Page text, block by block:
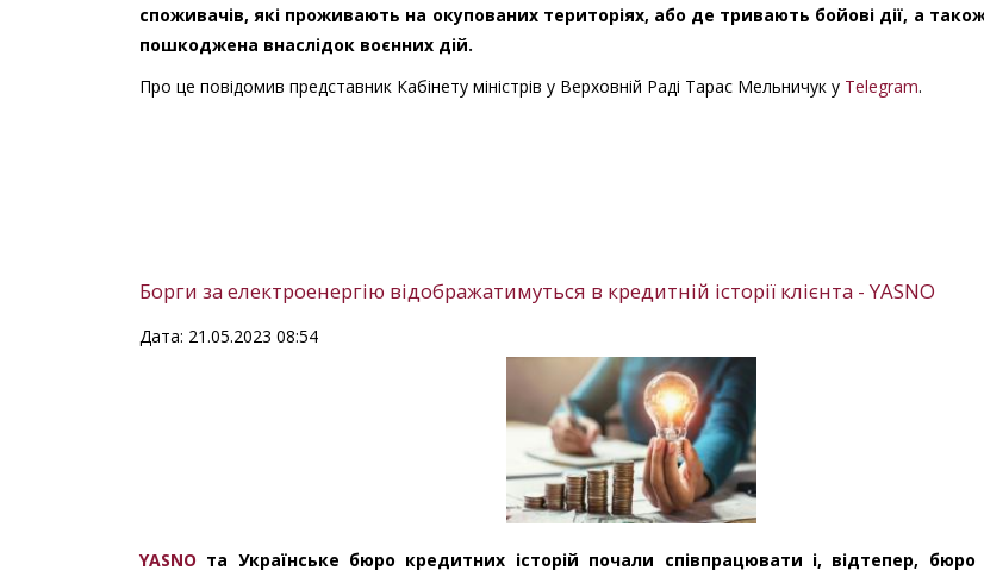
споживачів, які проживають на окупованих територіях, або де тривають бойові дії, а
пошкоджена внаслідок воєнних дій.
Про це повідомив представник Кабінету міністрів у Верховній Раді Тарас Мельничук у Telegram.
Борги за електроенергію відображатимуться в кредитній історії клієнта - YASNO
Дата: 21.05.2023 08:54
YASNO та Українське бюро кредитних історій почали співпрацювати і, відтепер,